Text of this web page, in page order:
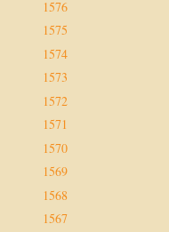
1576
1575
1574
1573
1572
1571
1570
1569
1568
1567